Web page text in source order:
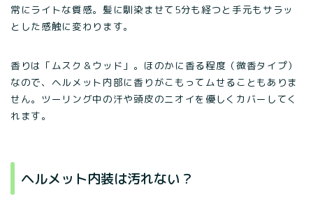
常にライトな質感。髪に馴染ませて5分も経つと手元もサラッ
とした感触に変わります。
香りは「ムスク＆ウッド」。ほのかに香る程度（微香タイプ）
なので、ヘルメット内部に香りがこもってムせることもありま
せん。ツーリング中の汗や頭皮のニオイを優しくカバーしてく
れます。
ヘルメット内装は汚れない？